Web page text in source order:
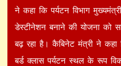
ने कहा कि पर्यटन विभाग
डेस्टीनेशन बनाने की योजना को
बढ़ रहा है। कैबिनेट मंत्री ने कहा
बर्ड क्लास पर्यटन स्थल के रूप